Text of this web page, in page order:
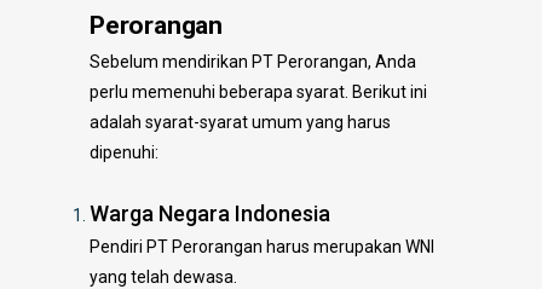
Perorangan
Sebelum mendirikan PT Perorangan, Anda
perlu memenuhi beberapa syarat. Berikut ini
adalah syarat-syarat umum yang harus
dipenuhi:
Warga Negara Indonesia
Pendiri PT Perorangan harus merupakan WNI
yang telah dewasa.